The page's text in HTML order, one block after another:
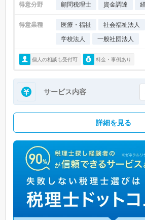
得意分野 顧問税理士 資金調達
得意業種 医療・福祉 社会福祉法人
学校法人
一般社団法人
個人の相談も受付可 料金・事例あり
サービス内容
詳細を見る